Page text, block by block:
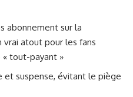
abonnement sur la
atout pour les fans
« tout-payant »
et suspense, évitant le piège